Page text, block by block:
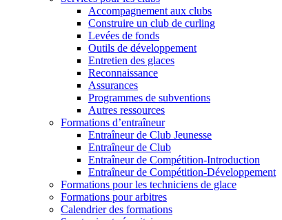
Accompagnement aux clubs
Construire un club de curling
Levées de fonds
Outils de développement
Entretien des glaces
Reconnaissance
Assurances
Programmes de subventions
Autres ressources
Formations d’entraîneur
Entraîneur de Club Jeunesse
Entraîneur de Club
Entraîneur de Compétition-Introduction
Entraîneur de Compétition-Développement
Formations pour les techniciens de glace
Formations pour arbitres
Calendrier des formations